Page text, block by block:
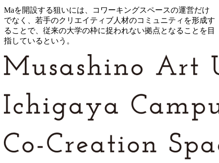
Maを開設する狙いには、コワーキングスペースの運営だけ
でなく、若手のクリエイティブ人材のコミュニティを形成す
ることで、従来の大学の枠に捉われない拠点となることを目
指しているという。